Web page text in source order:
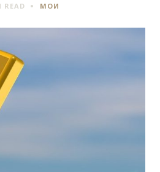
READ МОИ